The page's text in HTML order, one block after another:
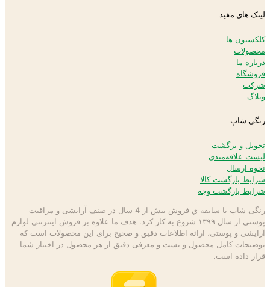
لینک های مفید
کلکسیون ها
محصولات
درباره ما
فروشگاه
شرکت
وبلاگ
رنگی شاپ
تحویل و برگشت
لیست علاقه‌مندی
نحوه ارسال
شرایط بازگشت کالا
شرایط بازگشت وجه
رنگی شاپ با سابقه ي فروش بیش از 4 سال در صنف آرایشی و مراقبت
پوستی از سال ۱۳۹۹ شروع به كار كرد. هدف ما علاوه بر فروش اینترنتی لوازم
آرایشی و پوستی، ارائه اطلاعات دقیق و صحیح برای این محصولات است كه
توضيحات كامل محصول و تست و معرفی دقیق از هر محصول در اختيار شما
قرار داده است.